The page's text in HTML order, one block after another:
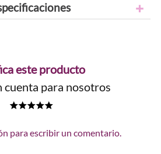
este producto
cuenta para nosotros
para escribir un comentario.